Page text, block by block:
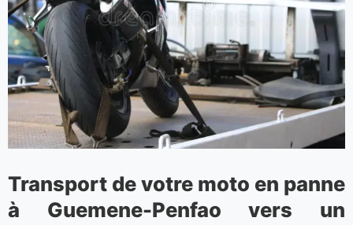
Transport de votre moto en panne
à Guemene-Penfao vers un